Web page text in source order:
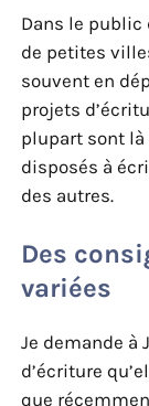
Dans le public
de petites
souvent en
projets
plupart sont là
disposés à
des autres.
Des
variées
Je demande à
d’écriture
que